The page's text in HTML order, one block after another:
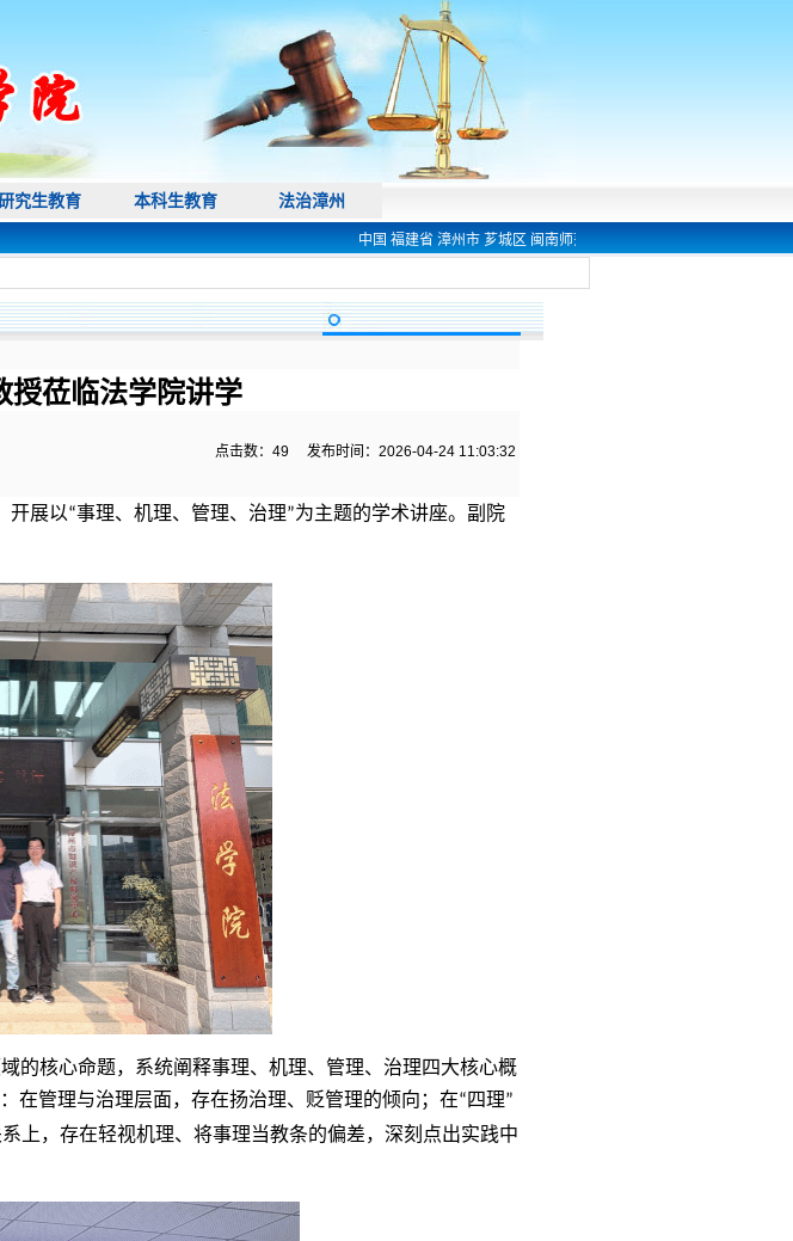
究生教育 本科生教育 法治漳州
中国 福建省 漳州市 芗城区 闽南师范大学 法学院 欢迎您! 电话 0596-
授莅临法学院讲学
点击数： 49 发布时间：2026-04-24 11:03:32
开展以“事理、机理、管理、治理”为主题的学术讲座。副院
的核心命题，系统阐释事理、机理、管理、治理四大核心概
在管理与治理层面，存在扬治理、贬管理的倾向；在“四理”
上，存在轻视机理、将事理当教条的偏差，深刻点出实践中